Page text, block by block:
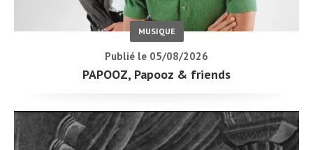
MUSIQUE
Publié le 05/08/2026
PAPOOZ, Papooz & friends